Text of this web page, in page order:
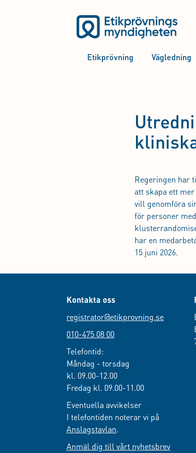
Etikprövning Vägledning
Regeringen har
att skapa ett
vill genomföra
för personer
har en
15 juni 2026.
Kontakta oss
registrator@etikprovning.se
010-475 08 00
Telefontid:
Måndag - torsdag
kl. 09.00-12.00
Fredag kl. 09.00-11.00
Eventuella avvikelser
I telefontiden noterar vi på
Anslagstavlan.
Anmäl dig till vårt nyhetsbrev